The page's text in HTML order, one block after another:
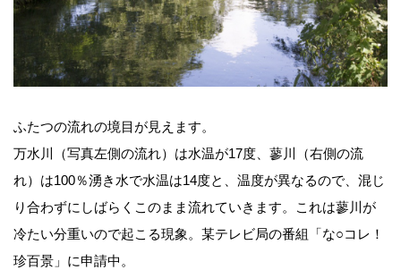
ふたつの流れの境目が見えます。
万水川（写真左側の流れ）は水温が17度、蓼川（右側の流
れ）は100％湧き水で水温は14度と、温度が異なるので、混じ
り合わずにしばらくこのまま流れていきます。これは蓼川が
冷たい分重いので起こる現象。某テレビ局の番組「な○コレ！
珍百景」に申請中。